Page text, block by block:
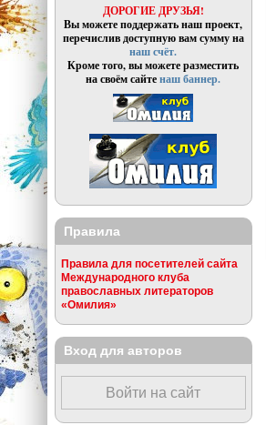
ДОРОГИЕ ДРУЗЬЯ!
Вы можете поддержать наш проект,
перечислив доступную вам сумму на
наш счёт.
Кроме того, вы можете разместить
на своём сайтенаш баннер.
Правила
Правила для посетителей сайта
Международного клуба
православных литераторов
«Омилия»
Вход для авторов
Войти на сайт